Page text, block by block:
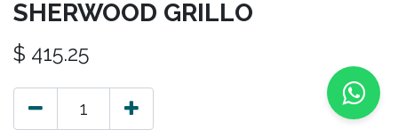
SHERWOOD GRILLO
$ 415.25